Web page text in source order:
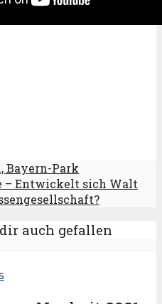
Bayern-Park
– Entwickelt sich Walt
auch gefallen